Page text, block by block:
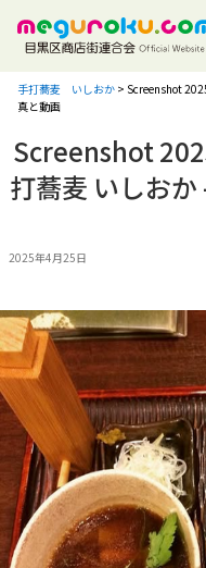
手打蕎麦 いしおか > Screenshot
真と動画
Screenshot
打蕎麦 いしお
2025年4月25日